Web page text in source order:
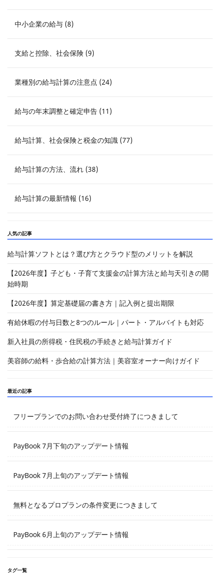
中小企業の給与 (8)
支給と控除、社会保険 (9)
業種別の給与計算の注意点 (24)
給与の年末調整と確定申告 (11)
給与計算、社会保険と税金の知識 (77)
給与計算の方法、流れ (38)
給与計算の最新情報 (16)
人気の記事
給与計算ソフトとは？選び方とクラウド型のメリットを解説
【2026年度】子ども・子育て支援金の計算方法と給与天引きの開
始時期
【2026年度】算定基礎届の書き方｜記入例と提出期限
有給休暇の付与日数と8つのルール｜パート・アルバイトも対応
新入社員の所得税・住民税の手続きと給与計算ガイド
美容師の給料・歩合給の計算方法｜美容室オーナー向けガイド
最近の記事
フリープランでのお問い合わせ受付終了につきまして
PayBook 7月下旬のアップデート情報
PayBook 7月上旬のアップデート情報
無料となるプロプランの条件変更につきまして
PayBook 6月上旬のアップデート情報
タグ一覧